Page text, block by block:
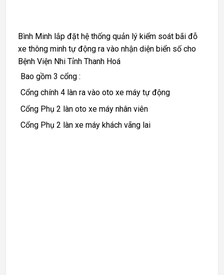
Bình Minh lắp đặt hệ thống quản lý kiểm soát bãi đỗ
xe thông minh tự động ra vào nhận diện biển số cho
Bệnh Viện Nhi Tỉnh Thanh Hoá
Bao gồm 3 cổng :
Cổng chính 4 làn ra vào oto xe máy tự động
Cổng Phụ 2 làn oto xe máy nhân viên
Cổng Phụ 2 làn xe máy khách vãng lai